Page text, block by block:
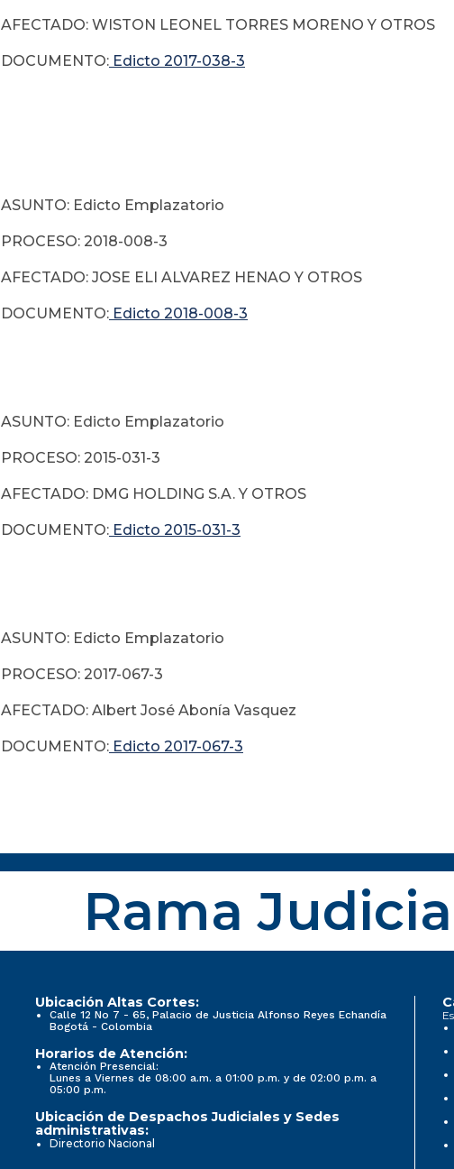
AFECTADO: WISTON LEONEL TORRES MORENO Y OTROS
DOCUMENTO: Edicto 2017-038-3
ASUNTO: Edicto Emplazatorio
PROCESO: 2018-008-3
AFECTADO: JOSE ELI ALVAREZ HENAO Y OTROS
DOCUMENTO: Edicto 2018-008-3
ASUNTO: Edicto Emplazatorio
PROCESO: 2015-031-3
AFECTADO: DMG HOLDING S.A. Y OTROS
DOCUMENTO: Edicto 2015-031-3
ASUNTO: Edicto Emplazatorio
PROCESO: 2017-067-3
AFECTADO: Albert José Abonía Vasquez
DOCUMENTO: Edicto 2017-067-3
Rama
Ubicación Altas Cortes:
Calle 12 No 7 - 65, Palacio de Justicia Alfonso Reyes Echandía
Bogotá - Colombia
Horarios de Atención:
Atención Presencial:
Lunes a Viernes de 08:00 a.m. a 01:00 p.m. y de 02:00 p.m. a
05:00 p.m.
Ubicación de Despachos Judiciales y Sedes
administrativas:
Directorio Nacional